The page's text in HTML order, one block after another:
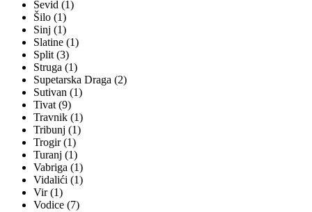
Sevid (1)
Šilo (1)
Sinj (1)
Slatine (1)
Split (3)
Struga (1)
Supetarska Draga (2)
Sutivan (1)
Tivat (9)
Travnik (1)
Tribunj (1)
Trogir (1)
Turanj (1)
Vabriga (1)
Vidalići (1)
Vir (1)
Vodice (7)